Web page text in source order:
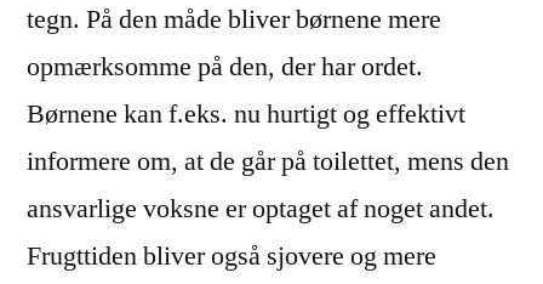
tegn. På den måde bliver børnene mere
opmærksomme på den, der har ordet.
Børnene kan f.eks. nu hurtigt og effektivt
informere om, at de går på toilettet, mens den
ansvarlige voksne er optaget af noget andet.
Frugttiden bliver også sjovere og mere